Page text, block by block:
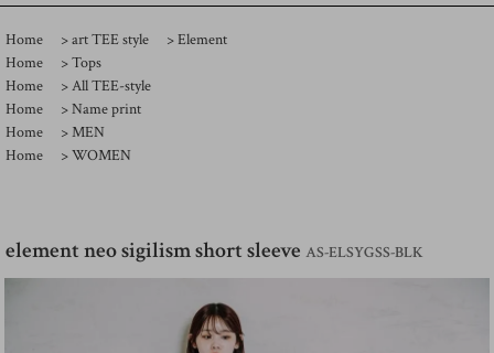
Home >art TEE style >Element
Home
>Tops
Home
>All TEE-style
Home
>Name print
Home
>MEN
Home
>WOMEN
element neo sigilism short sleeve AS-ELSYGSS-BLK